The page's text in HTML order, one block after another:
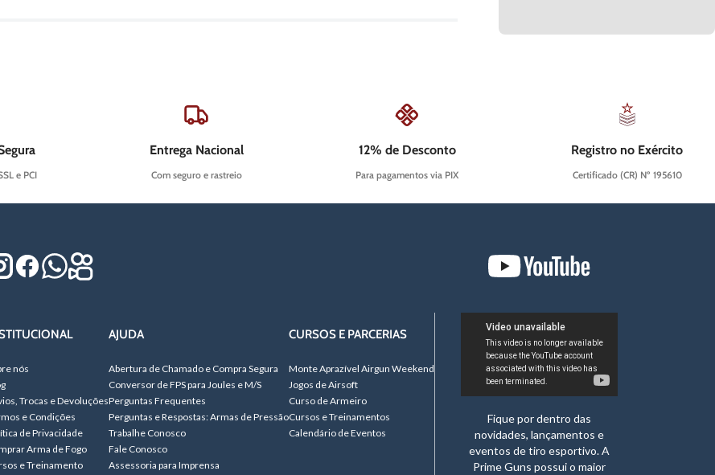
e PCI
Entrega Nacional
Com seguro e rastreio
12% de Desconto
Para pagamentos via PIX
Registro no Exército
Certificado (CR) Nº 195610
nós
Trocas e Devoluções
e Condições
de Privacidade
Arma de Fogo
e Treinamento
AJUDA
Abertura de Chamado e Compra Segura
Conversor de FPS para Joules e M/S
Perguntas Frequentes
Perguntas e Respostas: Armas de Pressão
Trabalhe Conosco
Fale Conosco
Assessoria para Imprensa
CURSOS E PARCERIAS
Monte Aprazível Airgun Weekend
Jogos de Airsoft
Curso de Armeiro
Cursos e Treinamentos
Calendário de Eventos
Fique por dentro das
novidades, lançamentos e
eventos de tiro esportivo. A
Prime Guns possui o maior